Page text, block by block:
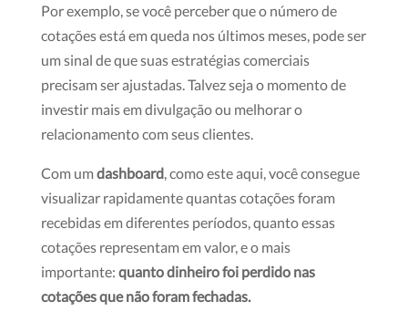
Por exemplo, se você perceber que o número de
cotações está em queda nos últimos meses, pode ser
um sinal de que suas estratégias comerciais
precisam ser ajustadas. Talvez seja o momento de
investir mais em divulgação ou melhorar o
relacionamento com seus clientes.
Com umdashboard, como este aqui, você consegue
visualizar rapidamente quantas cotações foram
recebidas em diferentes períodos, quanto essas
cotações representam em valor, e o mais
importante: quanto dinheiro foi perdido nas
cotações que não foram fechadas.